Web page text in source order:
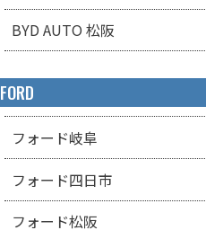
BYD AUTO 松阪
FORD
フォード岐阜
フォード四日市
フォード松阪